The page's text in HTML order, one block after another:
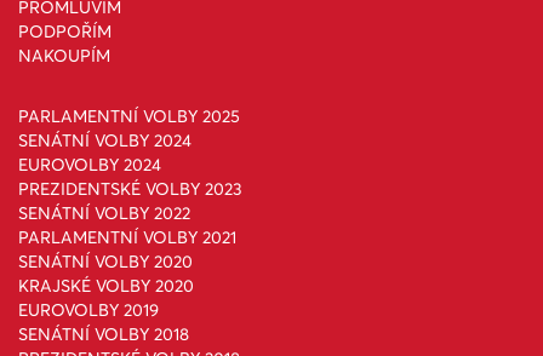
PROMLUVÍM
PODPOŘÍM
NAKOUPÍM
PARLAMENTNÍ VOLBY 2025
SENÁTNÍ VOLBY 2024
EUROVOLBY 2024
PREZIDENTSKÉ VOLBY 2023
SENÁTNÍ VOLBY 2022
PARLAMENTNÍ VOLBY 2021
SENÁTNÍ VOLBY 2020
KRAJSKÉ VOLBY 2020
EUROVOLBY 2019
SENÁTNÍ VOLBY 2018